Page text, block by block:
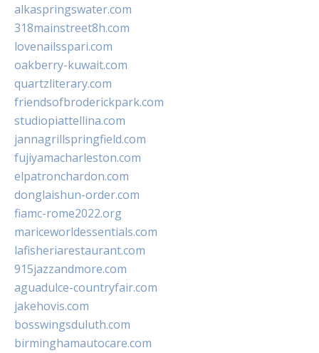
alkaspringswater.com
318mainstreet8h.com
lovenailsspari.com
oakberry-kuwait.com
quartzliterary.com
friendsofbroderickpark.com
studiopiattellina.com
jannagrillspringfield.com
fujiyamacharleston.com
elpatronchardon.com
donglaishun-order.com
fiamc-rome2022.org
mariceworldessentials.com
lafisheriarestaurant.com
915jazzandmore.com
aguadulce-countryfair.com
jakehovis.com
bosswingsduluth.com
birminghamautocare.com